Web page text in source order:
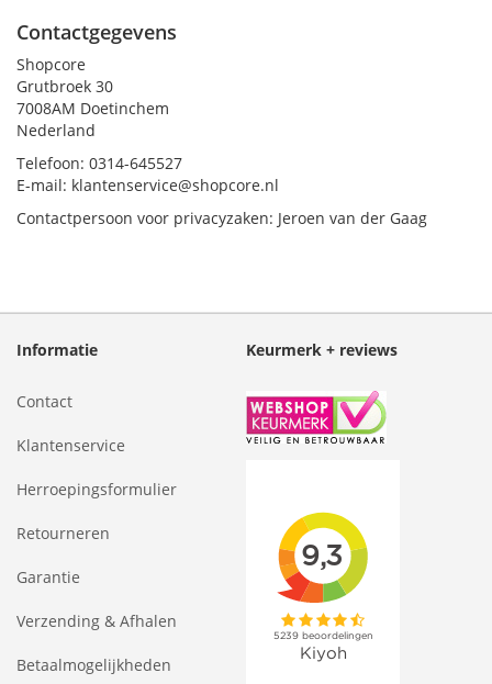
Contactgegevens
Shopcore
Grutbroek 30
7008AM Doetinchem
Nederland
Telefoon: 0314-645527
E-mail: klantenservice@shopcore.nl
Contactpersoon voor privacyzaken: Jeroen van der Gaag
Informatie
Contact
Klantenservice
Herroepingsformulier
Retourneren
Garantie
Verzending & Afhalen
Betaalmogelijkheden
Keurmerk + reviews